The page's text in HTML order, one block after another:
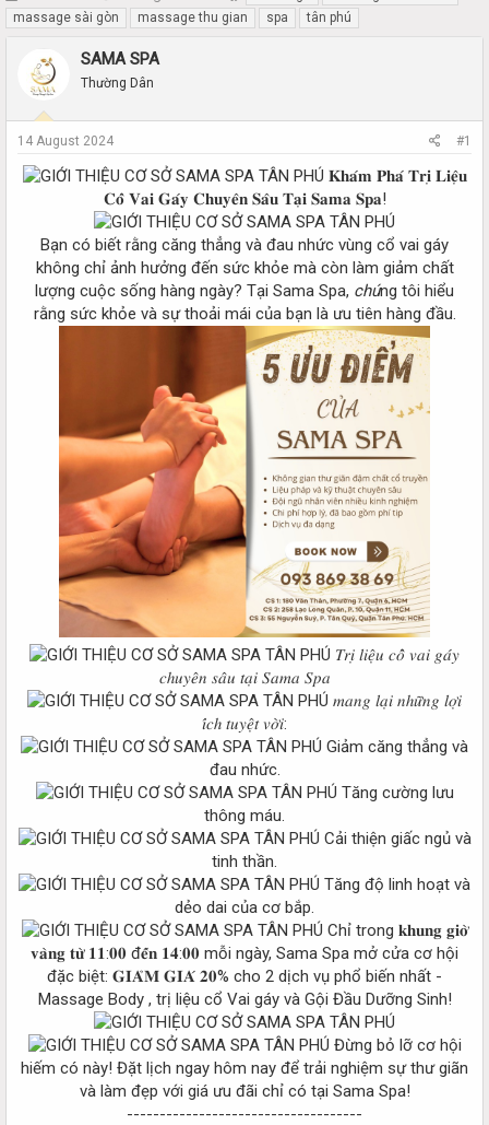
h
r
a
r
t
a
r
d
massage sài gòn
massage thu gian spa tân phú
SAMA SPA
Thường Dân
14 August 2024 #1
𝐊𝐡𝐚́𝐦 𝐏𝐡𝐚́ 𝐓𝐫𝐢̣ 𝐋𝐢𝐞̣̂𝐮
𝐂𝐨̂̉ 𝐕𝐚𝐢 𝐆𝐚́𝐲 𝐂𝐡𝐮𝐲𝐞̂𝐧 𝐒𝐚̂𝐮 𝐓𝐚̣𝐢 𝐒𝐚𝐦𝐚 𝐒𝐩𝐚!
Bạn có biết rằng căng thẳng và đau nhức vùng cổ vai gáy
không chỉ ảnh hưởng đến sức khỏe mà còn làm giảm chất
lượng cuộc sống hàng ngày? Tại Sama Spa, chúng tôi hiểu
rằng sức khỏe và sự thoải mái của bạn là ưu tiên hàng đầu.
𝑇𝑟𝑖̣ 𝑙𝑖𝑒̣̂𝑢 𝑐𝑜̂̉ 𝑣𝑎𝑖 𝑔𝑎́𝑦
𝑐ℎ𝑢𝑦𝑒̂𝑛 𝑠𝑎̂𝑢 𝑡𝑎̣𝑖 𝑆𝑎𝑚𝑎 𝑆𝑝𝑎
𝑚𝑎𝑛𝑔 𝑙𝑎̣𝑖 𝑛ℎ𝑢̛̃𝑛𝑔 𝑙𝑜̛̣𝑖
𝑖́𝑐ℎ 𝑡𝑢𝑦𝑒̣̂𝑡 𝑣𝑜̛̀𝑖:
Giảm căng thẳng và
đau nhức.
Tăng cường lưu
thông máu.
Cải thiện giấc ngủ và
tinh thần.
Tăng độ linh hoạt và
dẻo dai của cơ bắp.
Chỉ trong 𝐤𝐡𝐮𝐧𝐠 𝐠𝐢𝐨̛̀
𝐯𝐚̀𝐧𝐠 𝐭𝐮̛̀ 𝟏𝟏:𝟎𝟎 đ𝐞̂́𝐧 𝟏𝟒:𝟎𝟎 mỗi ngày, Sama Spa mở cửa cơ hội
đặc biệt: 𝐆𝐈𝐀̉𝐌 𝐆𝐈𝐀́ 𝟐𝟎% cho 2 dịch vụ phổ biến nhất -
Massage Body , trị liệu cổ Vai gáy và Gội Đầu Dưỡng Sinh!
Đừng bỏ lỡ cơ hội
hiếm có này! Đặt lịch ngay hôm nay để trải nghiệm sự thư giãn
và làm đẹp với giá ưu đãi chỉ có tại Sama Spa!
------------------------------------